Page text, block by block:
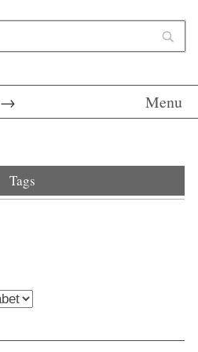
→ Menu
Tags